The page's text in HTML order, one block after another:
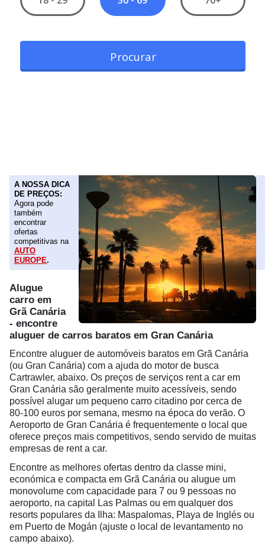
A NOSSA DICA
DE PREÇOS:
Agora pode
também
encontrar
ofertas
competitivas na
AUTO
EUROPE.
Alugue
carro em
Grã Canária
- encontre
aluguer de carros baratos em Gran Canária
Encontre aluguer de automóveis baratos em Grã Canária
(ou Gran Canária) com a ajuda do motor de busca
Cartrawler, abaixo. Os preços de serviços rent a car em
Gran Canária são geralmente muito acessíveis, sendo
possível alugar um pequeno carro citadino por cerca de
80-100 euros por semana, mesmo na época do verão. O
Aeroporto de Gran Canária é frequentemente o local que
oferece preços mais competitivos, sendo servido de muitas
empresas de rent a car.
Encontre as melhores ofertas dentro da classe mini,
económica e compacta em Grã Canária ou alugue um
monovolume com capacidade para 7 ou 9 pessoas no
aeroporto, na capital Las Palmas ou em qualquer dos
resorts populares da Ilha: Maspalomas, Playa de Inglés ou
em Puerto de Mogán (ajuste o local de levantamento no
campo abaixo).